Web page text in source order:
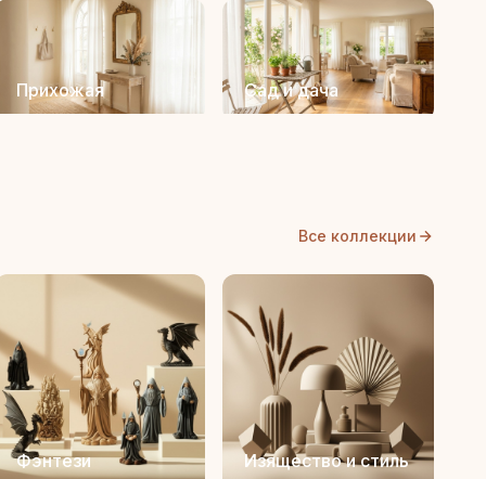
Прихожая Сад и дача
Все коллекции
Фэнтези Изящество и стиль